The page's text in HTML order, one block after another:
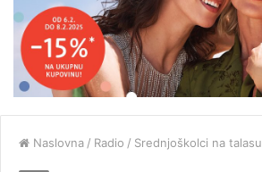
Naslovna / Radio / Srednjoškolci na talasu